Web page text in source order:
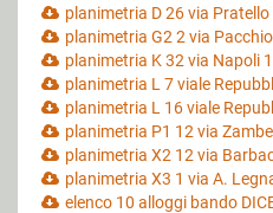
planimetria D 26 via Pratello
planimetria G2 2 via
planimetria K 32 via Napoli
planimetria L 7 viale
planimetria L 16 viale
planimetria P1 12 via
planimetria X2 12 via
planimetria X3 1 via A.
elenco 10 alloggi bando